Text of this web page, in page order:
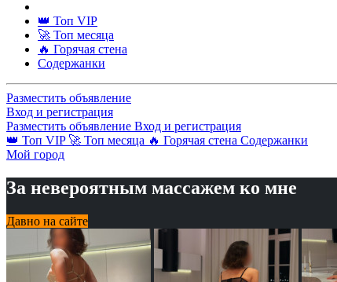
👑 Топ VIP
🚀 Топ месяца
🔥 Горячая стена
Содержанки
Разместить объявление
Вход и регистрация
Разместить объявление Вход и регистрация
👑 Топ VIP 🚀 Топ месяца 🔥 Горячая стена Содержанки
Мой город
За невероятным массажем ко мне
Давно на сайте